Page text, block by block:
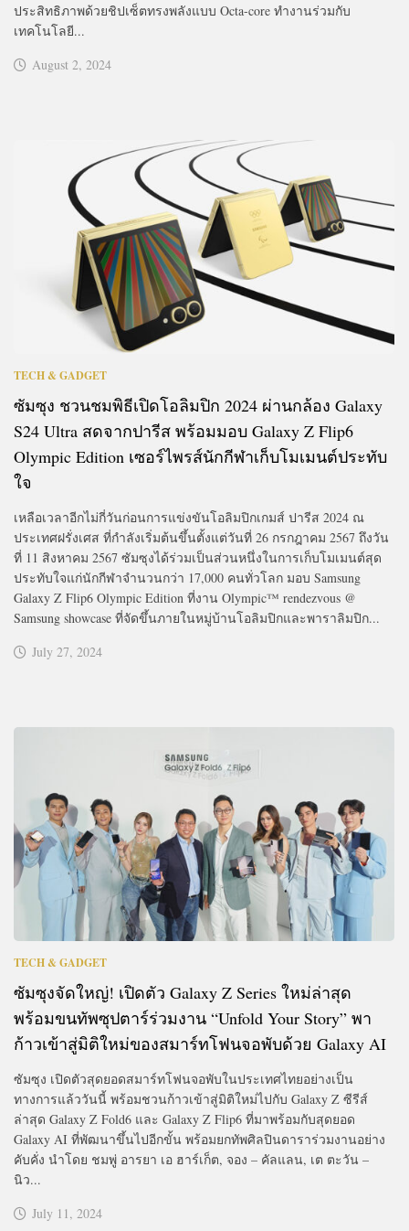
ประสิทธิภาพด้วยชิปเซ็ตทรงพลังแบบ Octa-core ทำงานร่วมกับ
เทคโนโลยี...
August 2, 2024
TECH & GADGET
ซัมซุง ชวนชมพิธีเปิดโอลิมปิก 2024 ผ่านกล้อง Galaxy
S24 Ultra สดจากปารีส พร้อมมอบ Galaxy Z Flip6
Olympic Edition เซอร์ไพรส์นักกีฬาเก็บโมเมนต์ประทับ
ใจ
เหลือเวลาอีกไม่กี่วันก่อนการแข่งขันโอลิมปิกเกมส์ ปารีส 2024 ณ
ประเทศฝรั่งเศส ที่กำลังเริ่มต้นขึ้นตั้งแต่วันที่ 26 กรกฎาคม 2567 ถึงวัน
ที่ 11 สิงหาคม 2567 ซัมซุงได้ร่วมเป็นส่วนหนึ่งในการเก็บโมเมนต์สุด
ประทับใจแก่นักกีฬาจำนวนกว่า 17,000 คนทั่วโลก มอบ Samsung
Galaxy Z Flip6 Olympic Edition ที่งาน Olympic™ rendezvous @
Samsung showcase ที่จัดขึ้นภายในหมู่บ้านโอลิมปิกและพาราลิมปิก...
July 27, 2024
TECH & GADGET
ซัมซุงจัดใหญ่! เปิดตัว Galaxy Z Series ใหม่ล่าสุด
พร้อมขนทัพซุปตาร์ร่วมงาน “Unfold Your Story” พา
ก้าวเข้าสู่มิติใหม่ของสมาร์ทโฟนจอพับด้วย Galaxy AI
ซัมซุง เปิดตัวสุดยอดสมาร์ทโฟนจอพับในประเทศไทยอย่างเป็น
ทางการแล้ววันนี้ พร้อมชวนก้าวเข้าสู่มิติใหม่ไปกับ Galaxy Z ซีรีส์
ล่าสุด Galaxy Z Fold6 และ Galaxy Z Flip6 ที่มาพร้อมกับสุดยอด
Galaxy AI ที่พัฒนาขึ้นไปอีกขั้น พร้อมยกทัพศิลปินดาราร่วมงานอย่าง
คับคั่ง นำโดย ชมพู่ อารยา เอ ฮาร์เก็ต, จอง – คัลแลน, เต ตะวัน –
นิว...
July 11, 2024